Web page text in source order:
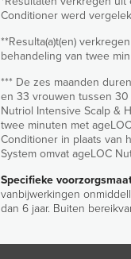
Breng voor een optimaal
Intensive Scalp & Hair
Scalp Conductor.
haar.
ALLE INGREDIËNTEN
Aqua, Sodium Cocoyl
Acrylates Copolymer,
Pea Protein, Hydrolyzed
Glyceryl Oleate, Glycol,
Parfum, Phenoxyethanol,
Linalool.
Conditioner werd
**Resulta(a)t(en)
behandeling van twee
*** De zes maanden
en 33 vrouwen tussen 30
Nutriol Intensive Scalp &
twee minuten met
Conditioner in plaats van
System omvat ageLOC
Specifieke
vanbijwerkingen
dan 6 jaar. Buiten